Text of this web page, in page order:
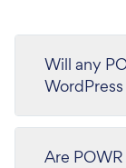
Will any
Are